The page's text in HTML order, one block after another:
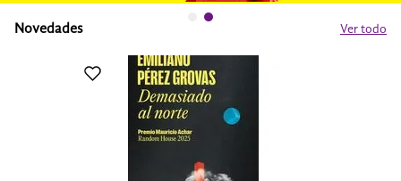
Novedades Ver todo